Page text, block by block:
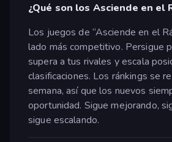
¿Qué son los Asciende en el
Los juegos de “Asciende en el
lado más competitivo. Persigue
supera a tus rivales y escala
clasificaciones. Los ránkings se
semana, así que los nuevos
oportunidad. Sigue mejorando,
sigue escalando.